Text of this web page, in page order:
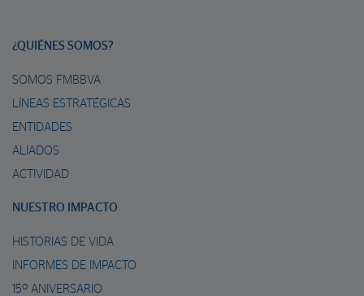
¿QUIÉNES SOMOS?
SOMOS FMBBVA
LÍNEAS ESTRATÉGICAS
ENTIDADES
ALIADOS
ACTIVIDAD
NUESTRO IMPACTO
HISTORIAS DE VIDA
INFORMES DE IMPACTO
15º ANIVERSARIO